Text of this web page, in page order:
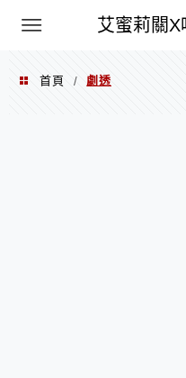
艾蜜莉關
PXN
首頁 / 劇透